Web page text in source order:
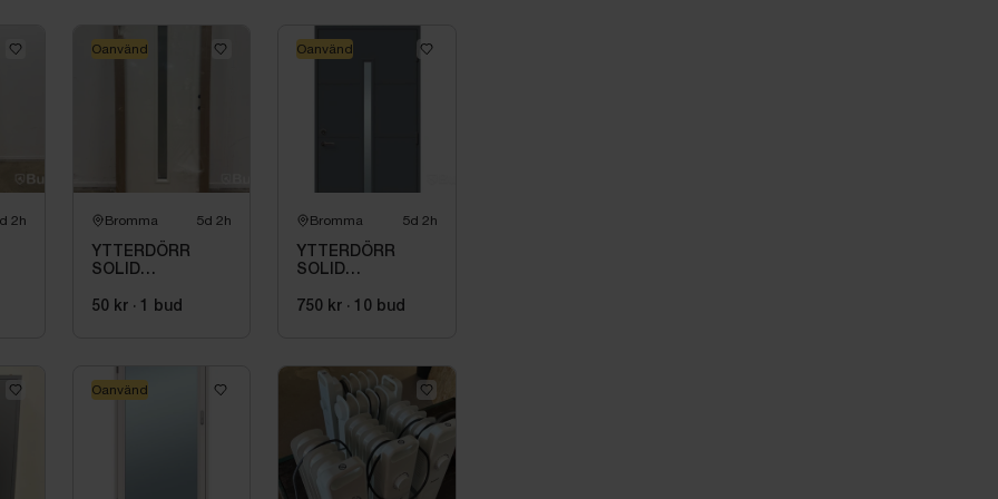
Höger
retur och har skadat orginalemballage.
2h Bromma 5d 2h
YTTERDÖRR
SOLID
ODENSE 9X21
50 kr · 1 bud
Oanvänd
Bromma 5d 2h
YTTERDÖRR
SOLID
VÄXJÖ M10X21
750 kr · 10 bud
Oanvänd
Oanvänd